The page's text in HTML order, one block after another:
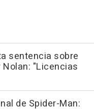
sentencia sobre
"Licencias
de Spider-Man: